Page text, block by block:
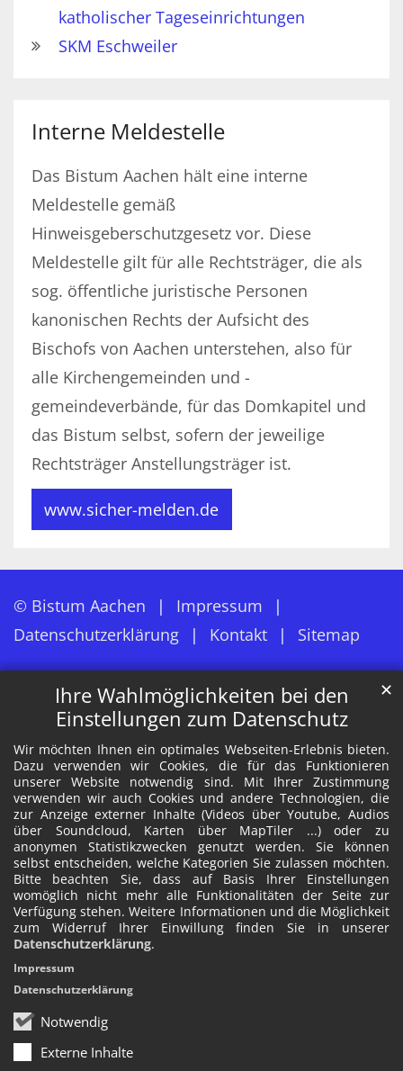
Ihre Wahlmöglichkeiten bei den
Einstellungen zum Datenschutz
Wir möchten Ihnen ein optimales Webseiten-Erlebnis bieten.
Dazu verwenden wir Cookies, die für das Funktionieren
unserer Website notwendig sind. Mit Ihrer Zustimmung
verwenden wir auch Cookies und andere Technologien, die
zur Anzeige externer Inhalte (Videos über Youtube, Audios
über Soundcloud, Karten über MapTiler ...) oder zu
anonymen Statistikzwecken genutzt werden. Sie können
selbst entscheiden, welche Kategorien Sie zulassen möchten.
Bitte beachten Sie, dass auf Basis Ihrer Einstellungen
womöglich nicht mehr alle Funktionalitäten der Seite zur
Verfügung stehen. Weitere Informationen und die Möglichkeit
zum Widerruf Ihrer Einwillung finden Sie in unserer
Datenschutzerklärung.
Notwendig
Externe Inhalte
✕
Impressum
Datenschutzerklärung
katholischer Tageseinrichtungen
SKM Eschweiler
Interne Meldestelle
Das Bistum Aachen hält eine interne
Meldestelle gemäß
Hinweisgeberschutzgesetz vor. Diese
Meldestelle gilt für alle Rechtsträger, die als
sog. öffentliche juristische Personen
kanonischen Rechts der Aufsicht des
Bischofs von Aachen unterstehen, also für
alle Kirchengemeinden und -
gemeindeverbände, für das Domkapitel und
das Bistum selbst, sofern der jeweilige
Rechtsträger Anstellungsträger ist.
www.sicher-melden.de
© Bistum Aachen
Impressum
Datenschutzerklärung
Kontakt Sitemap